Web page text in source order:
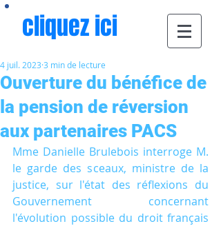
cliquez ici
Ouverture du bénéfice de
la pension de réversion
aux partenaires PACS
4 juil. 2023 3 min de lecture
Mme Danielle Brulebois interroge M.
le garde des sceaux, ministre de la
justice, sur l'état des réflexions du
Gouvernement concernant
l'évolution possible du droit français